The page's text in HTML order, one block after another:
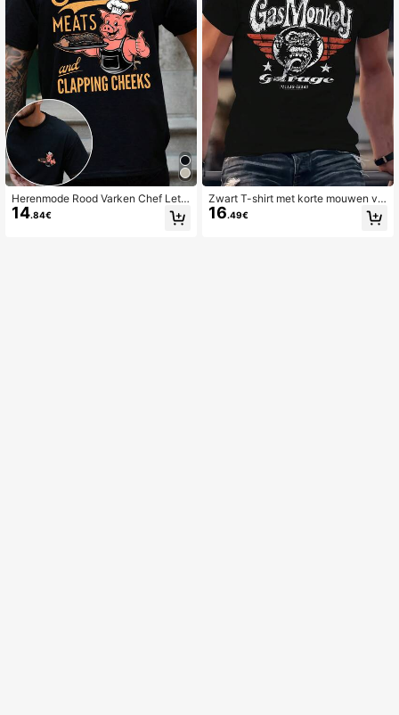
Herenmode Rood Varken Chef Lett
er Grafische Print T-shirt
14.84€
Zwart T-shirt met korte mouwen vo
or heren in grote maten met Gas Mo
nkey-print.
16.49€